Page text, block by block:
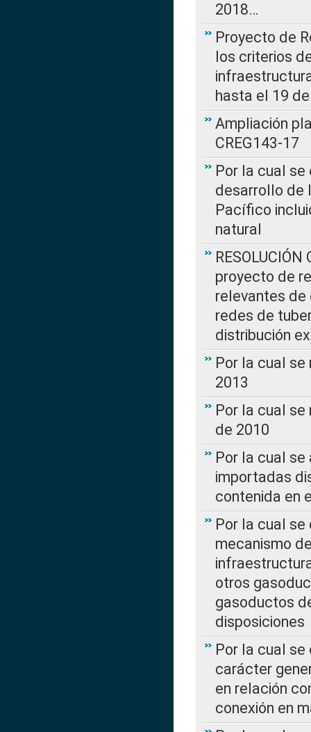
2018…
Proyecto de
los criterios
hasta el 19
Ampliación
CREG143-17
Por la cual
desarrollo de
Pacífico
natural
proyecto de
relevantes de
redes de
distribución
Por la cual se
2013
Por la cual se
de 2010
Por la cual
importadas
contenida en
Por la cual se
mecanismo
otros
gasoductos
disposiciones
Por la cual
carácter
en relación
conexión en